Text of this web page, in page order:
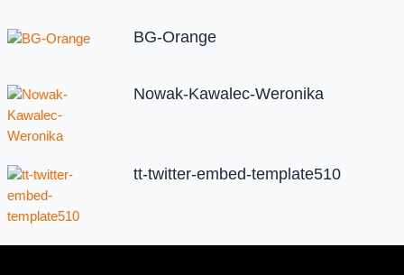
BG-Orange
Nowak-Kawalec-Weronika
tt-twitter-embed-template510